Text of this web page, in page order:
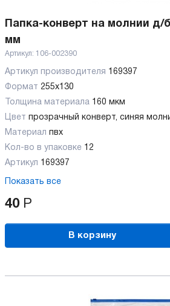
Папка-конверт на молнии д/
мм
Артикул: 106-002390
Артикул производителя 169397
Формат 255х130
Толщина материала 160 мкм
Цвет прозрачный конверт, синяя
Материал пвх
Кол-во в упаковке 12
Артикул 169397
Показать все
40 Р
В корзину